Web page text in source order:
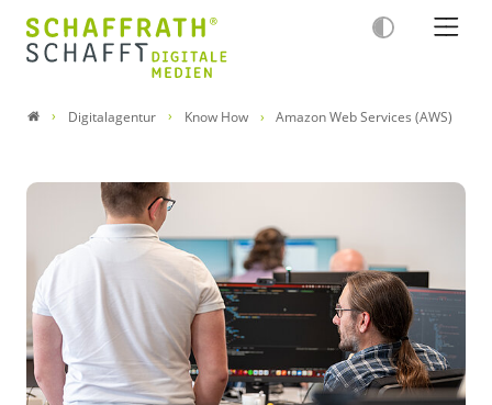
Digitalagentur Know How Amazon Web Services (AWS)